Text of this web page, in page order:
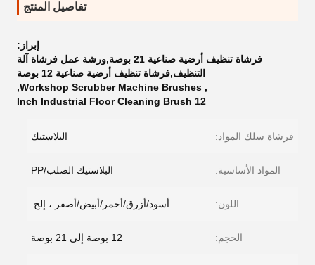
تفاصيل المنتج
إبراز:
فرشاة تنظيف أرضية صناعية 21 بوصة,ورشة عمل فرشاة آلة
التنظيف,فرشاة تنظيف أرضية صناعية 12 بوصة
,
Workshop Scrubber Machine Brushes
,
12 Inch Industrial Floor Cleaning Brush
فرشاة سلك المواد: البلاستيك
المواد الأساسية: البلاستيك الصلب/PP
اللون: أسود/أزرق/أحمر/أبيض/أصفر ، إلخ.
الحجم: 12 بوصة إلى 21 بوصة